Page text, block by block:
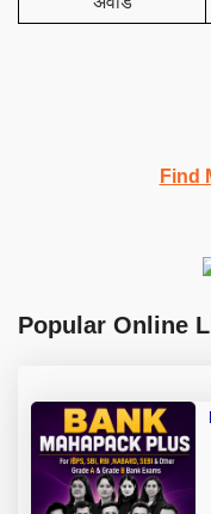
Find
Popular Online